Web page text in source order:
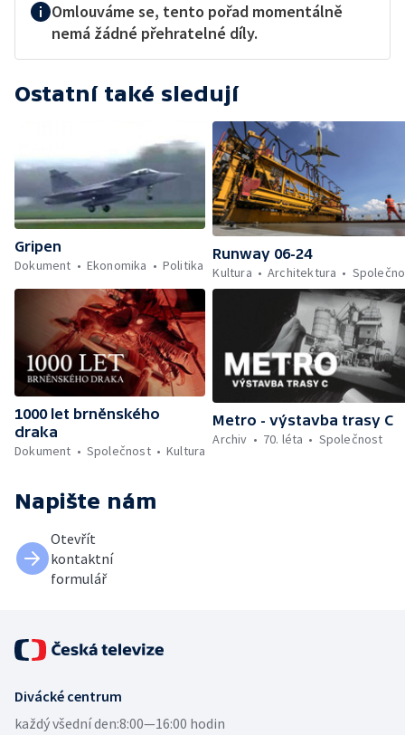
Omlouváme se, tento pořad momentálně
nemá žádné přehratelné díly.
Ostatní také sledují
Gripen
Dokument
Ekonomika Politika
Runway 06-24
Kultura
Architektura
1000 let brněnského
draka
Dokument
Společnost Kultura
Metro - výstavba trasy C
Archiv
70. léta Společnost
Napište nám
Otevřít
kontaktní
formulář
Divácké centrum
každý všední den:8:00—16:00 hodin